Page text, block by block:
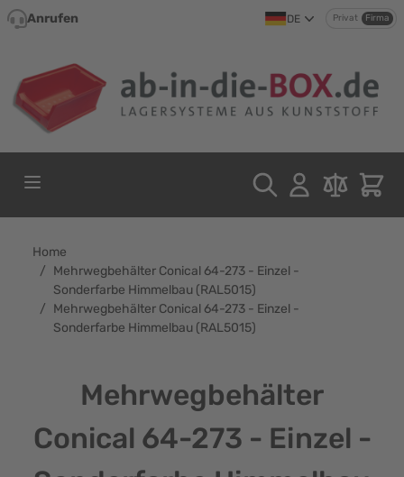
Direkt zum Inhalt
Anrufen DE Privat Firma
Home
/ Mehrwegbehälter Conical 64-273 - Einzel -
Sonderfarbe Himmelbau (RAL5015)
/ Mehrwegbehälter Conical 64-273 - Einzel -
Sonderfarbe Himmelbau (RAL5015)
Mehrwegbehälter
Conical 64-273 - Einzel -